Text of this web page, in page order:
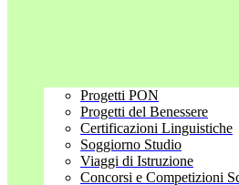
Progetti PON
Progetti del Benessere
Certificazioni Linguistiche
Soggiorno Studio
Viaggi di Istruzione
Concorsi e Competizioni